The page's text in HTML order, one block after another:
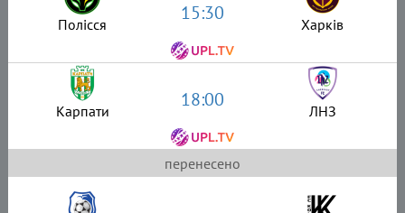
Полісся 15:30 Харків
Карпати 18:00 ЛНЗ
перенесено